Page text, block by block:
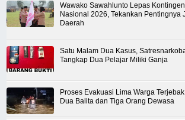
Wawako Sawahlunto Lepas
Nasional 2026, Tekankan Pentingnya
Daerah
Satu Malam Dua Kasus,
Tangkap Dua Pelajar Miliki Ganja
Proses Evakuasi Lima Warga
Dua Balita dan Tiga Orang Dewasa